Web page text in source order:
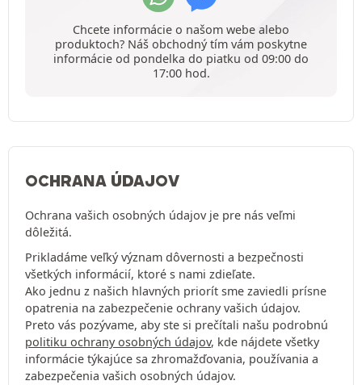
Chcete informácie o našom webe alebo
produktoch? Náš obchodný tím vám poskytne
informácie od pondelka do piatku od 09:00 do
17:00 hod.
OCHRANA ÚDAJOV
Ochrana vašich osobných údajov je pre nás veľmi
dôležitá.
Prikladáme veľký význam dôvernosti a bezpečnosti
všetkých informácií, ktoré s nami zdieľate.
Ako jednu z našich hlavných priorít sme zaviedli prísne
opatrenia na zabezpečenie ochrany vašich údajov.
Preto vás pozývame, aby ste si prečítali našu podrobnú
politiku ochrany osobných údajov, kde nájdete všetky
informácie týkajúce sa zhromažďovania, používania a
zabezpečenia vašich osobných údajov.